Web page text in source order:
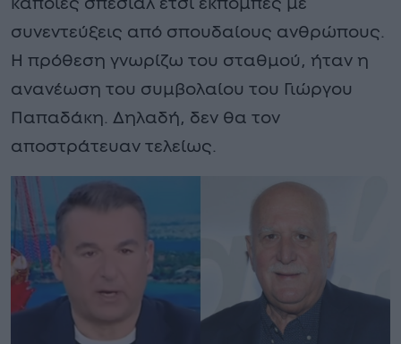
κάποιες σπέσιαλ έτσι εκπομπές με
συνεντεύξεις από σπουδαίους ανθρώπους.
Η πρόθεση γνωρίζω του σταθμού, ήταν η
ανανέωση του συμβολαίου του Γιώργου
Παπαδάκη. Δηλαδή, δεν θα τον
αποστράτευαν τελείως.